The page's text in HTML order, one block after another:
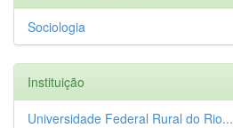
Sociologia
Instituição
Universidade Federal Rural do Rio...